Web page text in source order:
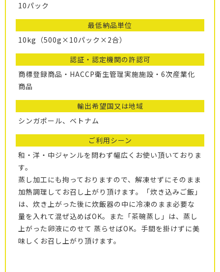
10パック
最低納品単位
10kg（500g×10パック×2合）
認証・認定機関の許認可
商標登録商品・HACCP衛生管理実施施設・6次産業化
商品
輸出希望国又は地域
シンガポール、ベトナム
ご利用シーン
和・洋・中ジャンルを問わず幅広くお使い頂いておりま
す。
蒸し加工にも拘っておりますので、解凍せずにそのまま
加熱調理してお召し上がり頂けます。「炊き込みご飯」
は、炊き上がった後に炊飯器の中に冷凍のまま必要な
量を入れて混ぜ込めばOK。また「茶碗蒸し」は、蒸し
上がった卵液にのせて 蒸らせばOK。手間を掛けずに美
味しくお召し上がり頂けます。